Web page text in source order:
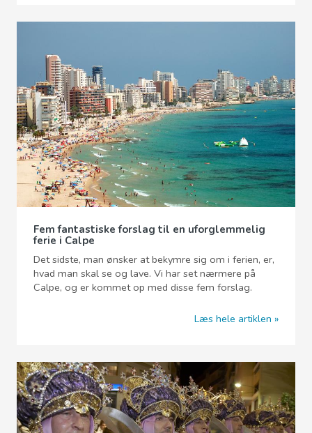
Fem fantastiske forslag til en uforglemmelig
ferie i Calpe
Det sidste, man ønsker at bekymre sig om i ferien, er,
hvad man skal se og lave. Vi har set nærmere på
Calpe, og er kommet op med disse fem forslag.
Læs hele artiklen